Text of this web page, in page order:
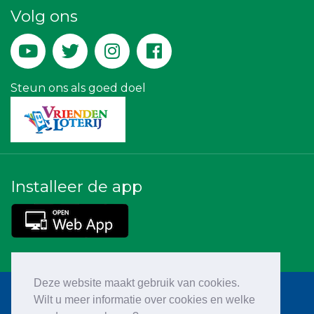
Deze website maakt gebruik van cookies.
Wilt u meer informatie over cookies en welke
Peko Investment / Management
Yield Projecten BV
Legit Agency
Kees Bos BV
Volg ons
Steun ons als goed doel
Installeer de app